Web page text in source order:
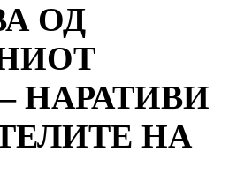
ОД
НАРАТИВИ
НА